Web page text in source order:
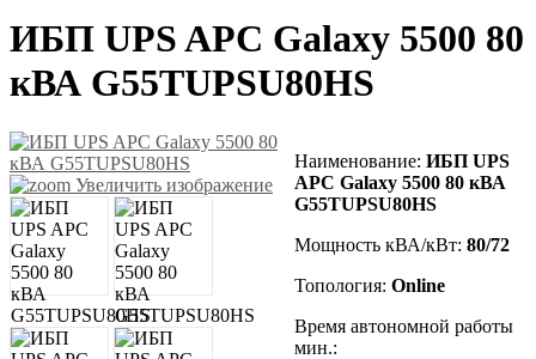
ИБП UPS APC Galaxy 5500 80
кВА G55TUPSU80HS
Увеличить изображение
Наименование: ИБП UPS
APC Galaxy 5500 80 кВА
G55TUPSU80HS
Мощность кВА/кВт: 80/72
Топология: Online
Время автономной работы
мин.: